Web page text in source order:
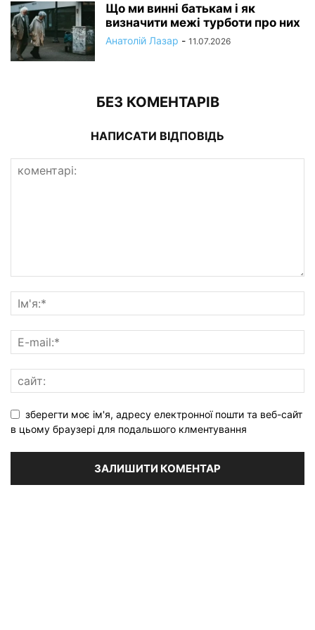
Що ми винні батькам і як
визначити межі турботи про них
Анатолій Лазар - 11.07.2026
БЕЗ КОМЕНТАРІВ
НАПИСАТИ ВІДПОВІДЬ
зберегти моє ім'я, адресу електронної пошти та веб-сайт
в цьому браузері для подальшого клментування